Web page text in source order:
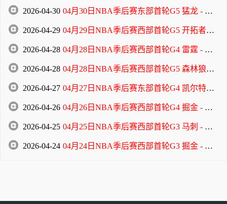
2026-04-30 04月30日NBA季后赛东部首轮G5 猛龙 - 骑士 全场录像
2026-04-29 04月29日NBA季后赛西部首轮G5 开拓者 - 马刺 全场录像
2026-04-28 04月28日NBA季后赛西部首轮G4 雷霆 - 太阳 全场录像
2026-04-28 04月28日NBA季后赛西部首轮G5 森林狼 - 掘金 全场录像
2026-04-27 04月27日NBA季后赛东部首轮G4 凯尔特人 - 76人 全场录像
2026-04-26 04月26日NBA季后赛西部首轮G4 掘金 - 森林狼 全场录像
2026-04-25 04月25日NBA季后赛西部首轮G3 马刺 - 开拓者 全场录像
2026-04-24 04月24日NBA季后赛西部首轮G3 掘金 - 森林狼 全场录像